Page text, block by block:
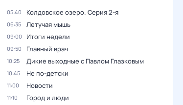
05:40 Колдовское озеро. Серия 2-я
06:35 Летучая мышь
09:00 Итоги недели
09:50 Главный врач
10:25 Дикие выходные с Павлом Глазковым
10:45 Не по-детски
11:00 Новости
11:10 Город и люди